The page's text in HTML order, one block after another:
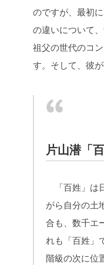
のですが、最初
の違いについて
祖父の世代のコ
す。そして、彼
片山潜「
「百姓」は
がら自分の土
合も、数千エ
れも「百姓」
階級の次に位